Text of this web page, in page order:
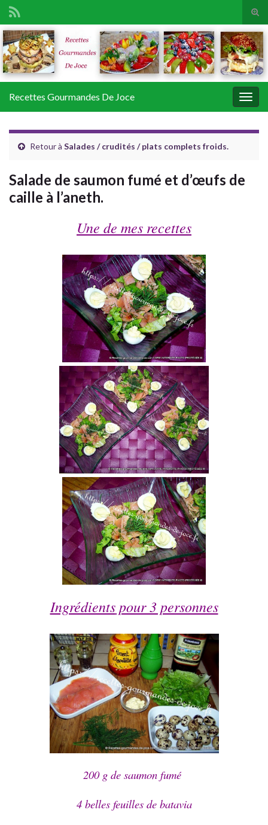
Search for:
Recettes Gourmandes De Joce
Retour à Salades / crudités / plats complets froids.
Salade de saumon fumé et d’œufs de
caille à l’aneth.
Une de mes recettes
Ingrédientspour 3 personnes
200 g de saumon fumé
4 belles feuilles de batavia